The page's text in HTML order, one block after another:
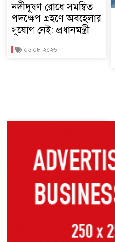
নদীদূষণ রোধে সমন্বিত
পদক্ষেপ গ্রহণে অবহেলার
সুযোগ নেই: প্রধানমন্ত্রী
০৬-০৮-২০২৬